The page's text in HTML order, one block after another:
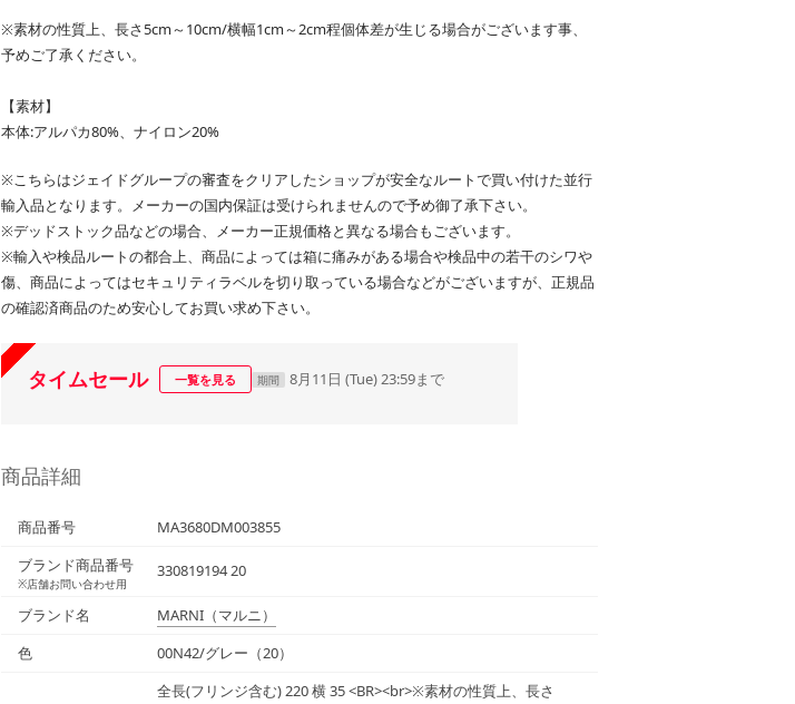
※素材の性質上、長さ5cm～10cm/横幅1cm～2cm程個体差が生じる場合がございます事、
予めご了承ください。
【素材】
本体:アルパカ80%、ナイロン20%
※こちらはジェイドグループの審査をクリアしたショップが安全なルートで買い付けた並行
輸入品となります。メーカーの国内保証は受けられませんので予め御了承下さい。
※デッドストック品などの場合、メーカー正規価格と異なる場合もございます。
※輸入や検品ルートの都合上、商品によっては箱に痛みがある場合や検品中の若干のシワや
傷、商品によってはセキュリティラベルを切り取っている場合などがございますが、正規品
の確認済商品のため安心してお買い求め下さい。
タイムセール 一覧を見る 期間 8月11日 (Tue) 23:59まで
商品詳細
商品番号
MA3680DM003855
ブランド商品番号
※店舗お問い合わせ用
330819194 20
ブランド名 MARNI （マルニ）
色
00N42/グレー（20）
全長(フリンジ含む) 220 横 35 <BR><br>※素材の性質上、長さ